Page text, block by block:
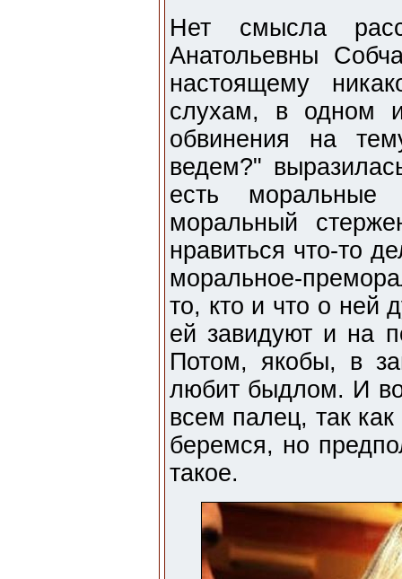
Нет смысла
Анатольевны
настоящему
слухам, в одном
обвинения на
ведем?"
есть
моральный
нравиться что-то
моральное-
то, кто и что о ней
ей завидуют и на
Потом, якобы, в
любит быдлом. И
всем палец, так
беремся, но
такое.